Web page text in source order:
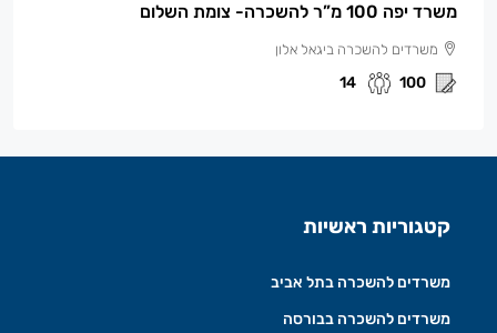
משרד יפה 100 מ”ר להשכרה- צומת השלום
משרדים להשכרה ביגאל אלון
100
14
קטגוריות ראשיות
משרדים להשכרה בתל אביב
משרדים להשכרה בבורסה